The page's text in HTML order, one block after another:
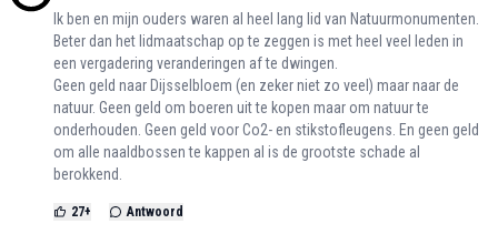
Ik ben en mijn ouders waren al heel lang lid van Natuurmonumenten.
Beter dan het lidmaatschap op te zeggen is met heel veel leden in
een vergadering veranderingen af te dwingen.
Geen geld naar Dijsselbloem (en zeker niet zo veel) maar naar de
natuur. Geen geld om boeren uit te kopen maar om natuur te
onderhouden. Geen geld voor Co2- en stikstofleugens. En geen geld
om alle naaldbossen te kappen al is de grootste schade al
berokkend.
27+ Antwoord